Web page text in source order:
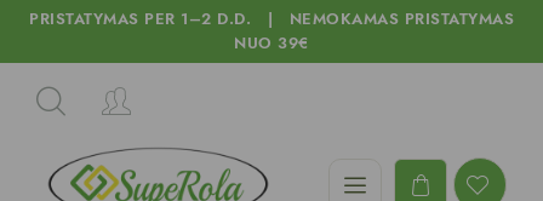
PRISTATYMAS PER 1–2 D.D. | NEMOKAMAS PRISTATYMAS
NUO 39€